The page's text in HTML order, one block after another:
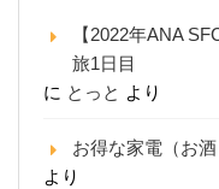
【2022年ANA
旅1日目
に とっと より
お得な家電（お
より